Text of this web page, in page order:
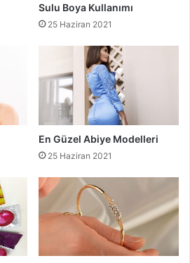
Sulu Boya Kullanımı
25 Haziran 2021
En Güzel Abiye Modelleri
25 Haziran 2021